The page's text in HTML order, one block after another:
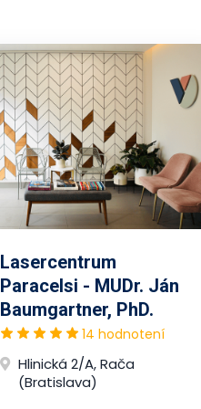
Lasercentrum
Paracelsi - MUDr. Ján
Baumgartner, PhD.
14 hodnotení
Hlinická 2/A, Rača
(Bratislava)